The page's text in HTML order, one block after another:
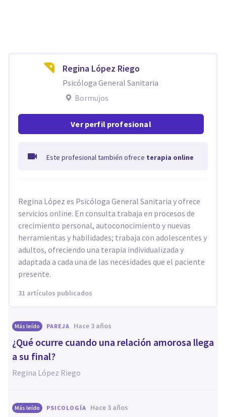
Regina López Riego
Psicóloga General Sanitaria
Bormujos
Ver perfil profesional
Este profesional también ofrece terapia online
Regina López es Psicóloga General Sanitaria y ofrece
servicios online. En consulta trabaja en procesos de
crecimiento personal, autoconocimiento y nuevas
herramientas y habilidades; trabaja con adolescentes y
adultos, ofreciendo una terapia individualizada y
adaptada a cada una de las necesidades que el paciente
presente.
31 artículos publicados
Más leído PAREJA hace 3 años
¿Qué ocurre cuando una relación amorosa llega
a su final?
Regina López Riego
Más leído PSICOLOGÍA hace 3 años